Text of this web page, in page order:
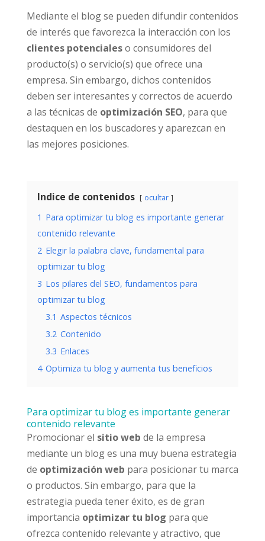
Mediante el blog se pueden difundir contenidos
de interés que favorezca la interacción con los
clientes potencialeso consumidores del
producto(s) o servicio(s) que ofrece una
empresa. Sin embargo, dichos contenidos
deben ser interesantes y correctos de acuerdo
a las técnicas de optimización SEO, para que
destaquen en los buscadores y aparezcan en
las mejores posiciones.
Indice de contenidos ocultar
1 Para optimizar tu blog es importante generar
contenido relevante
2 Elegir la palabra clave, fundamental para
optimizar tu blog
3 Los pilares del SEO, fundamentos para
optimizar tu blog
3.1 Aspectos técnicos
3.2 Contenido
3.3 Enlaces
4 Optimiza tu blog y aumenta tus beneficios
Para optimizar tu blog es importante generar
contenido relevante
Promocionar el sitio web de la empresa
mediante un blog es una muy buena estrategia
de optimización web para posicionar tu marca
o productos. Sin embargo, para que la
estrategia pueda tener éxito, es de gran
importancia optimizar tu blog para que
ofrezca contenido relevante y atractivo, que